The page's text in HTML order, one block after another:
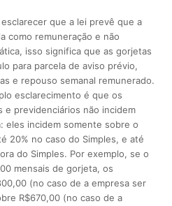
que a lei prevê que a
como remuneração e não
isso significa que as gorjetas
para parcela de aviso prévio,
e repouso semanal remunerado.
esclarecimento é que os
e previdenciários não incidem
eles incidem somente sobre o
20% no caso do Simples, e até
do Simples. Por exemplo, se o
mensais de gorjeta, os
(no caso de a empresa ser
R$670,00 (no caso de a